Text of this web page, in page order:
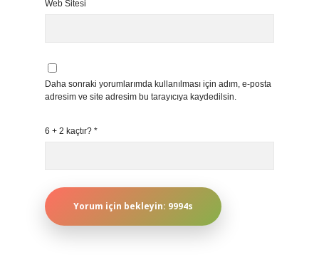
Web Sitesi
Daha sonraki yorumlarımda kullanılması için adım, e-posta
adresim ve site adresim bu tarayıcıya kaydedilsin.
6 + 2 kaçtır? *